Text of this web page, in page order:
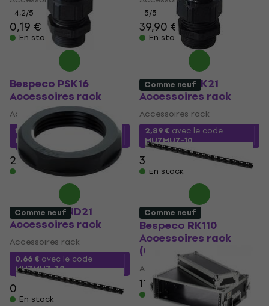
4,2/5
0,19 €
En stock
5/5
39,90 €
En stock
Bespeco PSK16
Accessoires rack
Accessoires rack
1,59 € avec le code
MUZMUZ-30
2,39 €
En stock
Bespeco PSK21
Accessoires rack
Accessoires rack
2,89 € avec le code
MUZMUZ-10
3,39 €
En stock
Bespeco CND21
Accessoires rack
Accessoires rack
0,66 € avec le code
MUZMUZ-30
0,99 €
En stock
Comme neuf
Bespeco RK110
Accessoires rack
(Comme neuf)
Accessoires rack
11,50 €12,90 €
En stock
Comme neuf Comme neuf